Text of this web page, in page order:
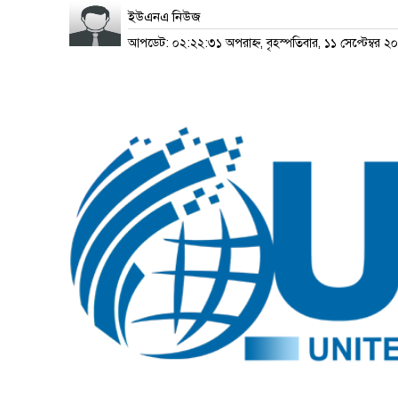
ইউএনএ নিউজ
আপডেট: ০২:২২:৩১ অপরাহ্ন, বৃহস্পতিবার, ১১ সেপ্টেম্বর